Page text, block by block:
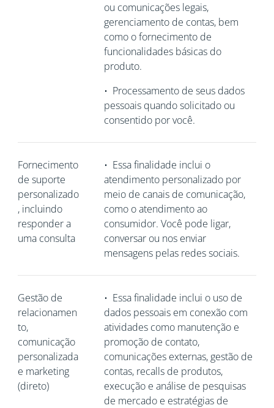
ou comunicações legais,
gerenciamento de contas, bem
como o fornecimento de
funcionalidades básicas do
produto.
• Processamento de seus dados
pessoais quando solicitado ou
consentido por você.
Fornecimento
de suporte
personalizado
, incluindo
responder a
uma consulta
• Essa finalidade inclui o
atendimento personalizado por
meio de canais de comunicação,
como o atendimento ao
consumidor. Você pode ligar,
conversar ou nos enviar
mensagens pelas redes sociais.
Gestão de
relacionamen
to,
comunicação
personalizada
e marketing
(direto)
• Essa finalidade inclui o uso de
dados pessoais em conexão com
atividades como manutenção e
promoção de contato,
comunicações externas, gestão de
contas, recalls de produtos,
execução e análise de pesquisas
de mercado e estratégias de